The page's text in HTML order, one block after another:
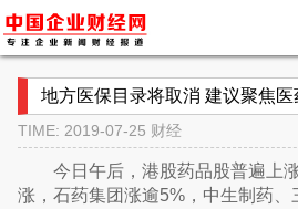
地方医保目录将取消 建议聚焦
TIME: 2019-07-25 财经
今日午后，港股药品股普遍上
涨，石药集团涨逾5%，中生制药